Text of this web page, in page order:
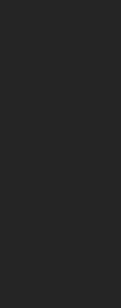
näitä
heille tai joita on